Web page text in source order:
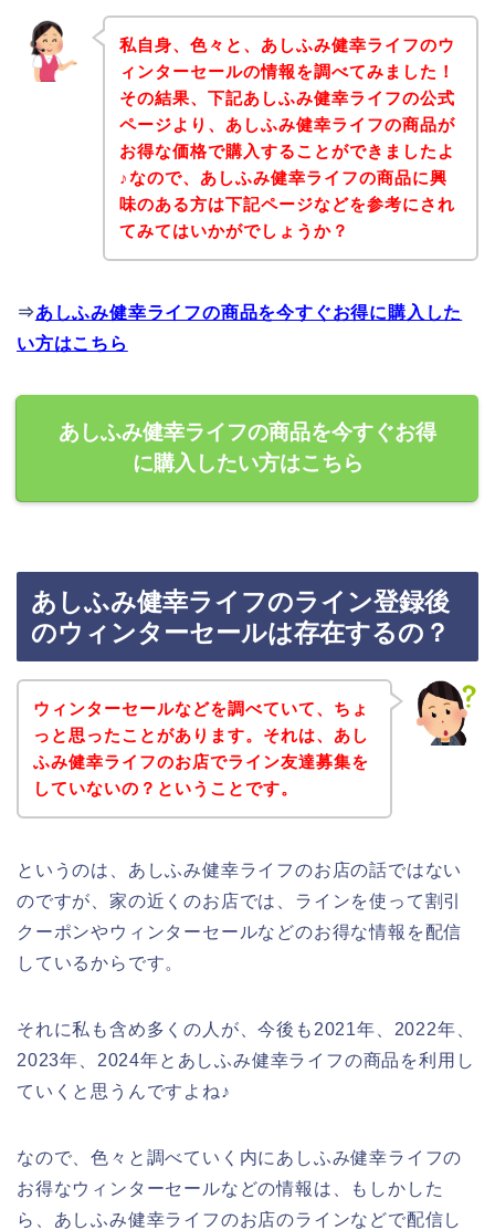
私自身、色々と、あしふみ健幸ライフのウ
ィンターセールの情報を調べてみました！
その結果、下記あしふみ健幸ライフの公式
ページより、あしふみ健幸ライフの商品が
お得な価格で購入することができましたよ
♪なので、あしふみ健幸ライフの商品に興
味のある方は下記ページなどを参考にされ
てみてはいかがでしょうか？
⇒あしふみ健幸ライフの商品を今すぐお得に購入した
い方はこちら
あしふみ健幸ライフの商品を今すぐお得
に購入したい方はこちら
あしふみ健幸ライフのライン登録後
のウィンターセールは存在するの？
ウィンターセールなどを調べていて、ちょ
っと思ったことがあります。それは、あし
ふみ健幸ライフのお店でライン友達募集を
していないの？ということです。
というのは、あしふみ健幸ライフのお店の話ではない
のですが、家の近くのお店では、ラインを使って割引
クーポンやウィンターセールなどのお得な情報を配信
しているからです。
それに私も含め多くの人が、今後も2021年、2022年、
2023年、2024年とあしふみ健幸ライフの商品を利用し
ていくと思うんですよね♪
なので、色々と調べていく内にあしふみ健幸ライフの
お得なウィンターセールなどの情報は、もしかした
ら、あしふみ健幸ライフのお店のラインなどで配信し